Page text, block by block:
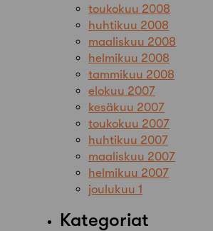
toukokuu 2008
huhtikuu 2008
maaliskuu 2008
helmikuu 2008
tammikuu 2008
elokuu 2007
kesäkuu 2007
toukokuu 2007
huhtikuu 2007
maaliskuu 2007
helmikuu 2007
joulukuu 1
Kategoriat